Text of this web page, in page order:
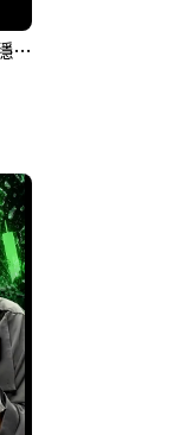
櫃買殺破警戒、台積電逆勢紅！看懂止穩的「關鍵訊號」｜Mr.Jimmy高志銘 #台股 #融資斷頭 #台積電